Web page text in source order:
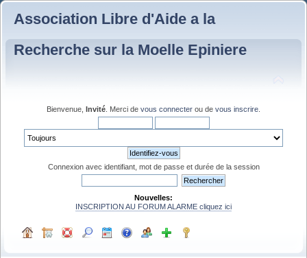
Association Libre d'Aide a la
Recherche sur la Moelle Epiniere
Bienvenue, Invité . Merci de vous connecter ou de vous inscrire
Connexion avec identifiant, mot de passe et durée de la session
Nouvelles:
INSCRIPTION AU FORUM ALARME cliquez ici